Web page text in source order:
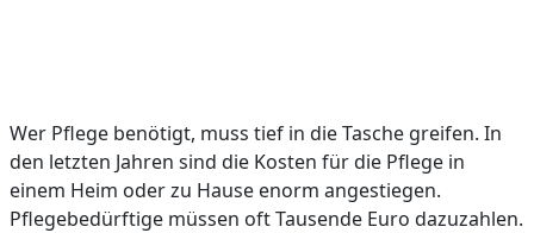
Wer Pflege benötigt, muss tief in die Tasche greifen. In
den letzten Jahren sind die Kosten für die Pflege in
einem Heim oder zu Hause enorm angestiegen.
Pflegebedürftige müssen oft Tausende Euro dazuzahlen.